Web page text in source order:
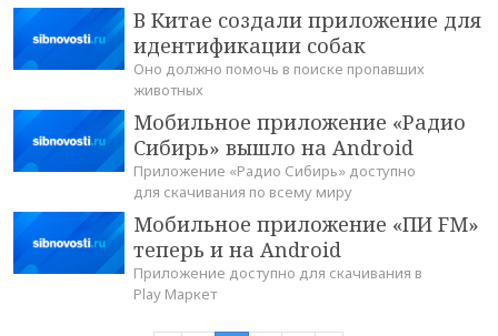
В Китае создали приложение для
идентификации собак
Оно должно помочь в поиске пропавших
животных
Мобильное приложение «Радио
Сибирь» вышло на Android
Приложение «Радио Сибирь» доступно
для скачивания по всему миру
Мобильное приложение «ПИ FM»
теперь и на Android
Приложение доступно для скачивания в
Play Маркет